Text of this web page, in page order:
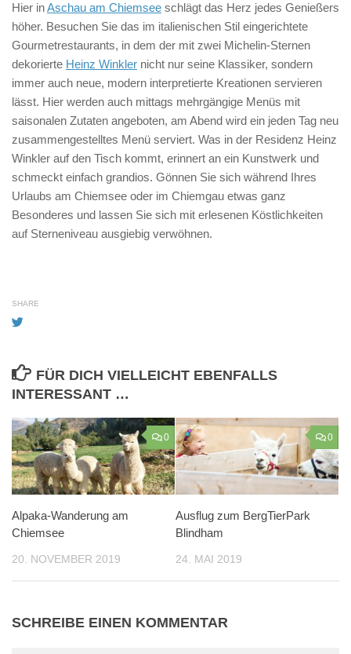
Hier inAschau am Chiemsee schlägt das Herz jedes Genießers
höher. Besuchen Sie das im italienischen Stil eingerichtete
Gourmetrestaurants, in dem der mit zwei Michelin-Sternen
dekorierte Heinz Winkler nicht nur seine Klassiker, sondern
immer auch neue, modern interpretierte Kreationen servieren
lässt. Hier werden auch mittags mehrgängige Menüs mit
saisonalen Zutaten angeboten, am Abend wird ein jeden Tag neu
zusammengestelltes Menü serviert. Was in der Residenz Heinz
Winkler auf den Tisch kommt, erinnert an ein Kunstwerk und
schmeckt einfach grandios. Gönnen Sie sich während Ihres
Urlaubs am Chiemsee oder im Chiemgau etwas ganz
Besonderes und lassen Sie sich mit erlesenen Köstlichkeiten
auf Sterneniveau ausgiebig verwöhnen.
SHARE
FÜR DICH VIELLEICHT EBENFALLS
INTERESSANT …
0
Alpaka-Wanderung am
Chiemsee
20. NOVEMBER 2019
0
Ausflug zum BergTierPark
Blindham
24. MAI 2019
SCHREIBE EINEN KOMMENTAR